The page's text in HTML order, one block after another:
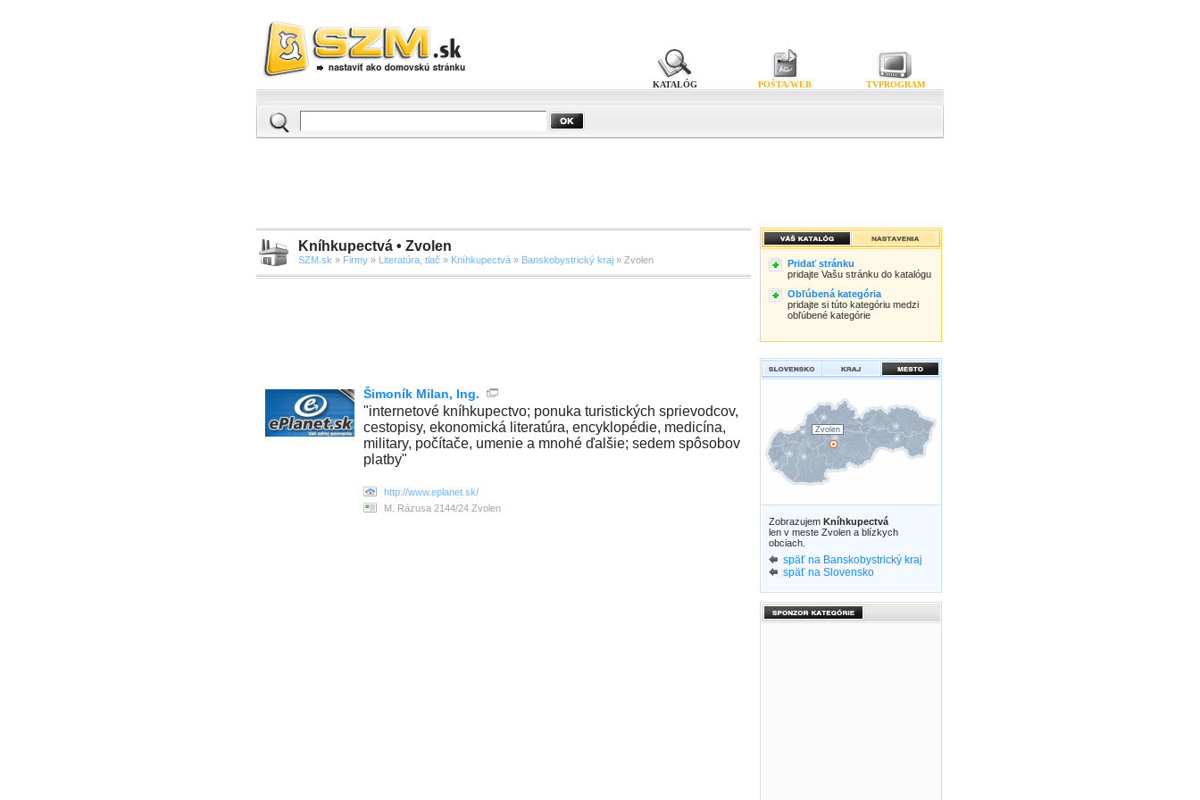
KATALÓG POŠTA/WEB TVPROGRAM
Kníhkupectvá • Zvolen
SZM.sk » Firmy » Literatúra, tlač » Kníhkupectvá » Banskobystrický kraj » Zvolen
Šimoník Milan, Ing.
"internetové kníhkupectvo; ponuka turistických sprievodcov,
cestopisy, ekonomická literatúra, encyklopédie, medicína,
military, počítače, umenie a mnohé ďalšie; sedem spôsobov
platby"
http://www.eplanet.sk/
M. Rázusa 2144/24 Zvolen
Pridať stránku
pridajte Vašu stránku do katalógu
Obľúbená kategória
pridajte si túto kategóriu medzi
obľúbené kategórie
Zvolen
Zobrazujem Kníhkupectvá
len v meste Zvolen a blízkych
obciach.
späť na Banskobystrický kraj
späť na Slovensko